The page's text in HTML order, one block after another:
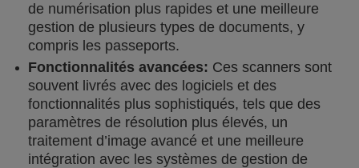
de numérisation plus rapides et une meilleure
gestion de plusieurs types de documents, y
compris les passeports.
Fonctionnalités avancées: Ces scanners sont
souvent livrés avec des logiciels et des
fonctionnalités plus sophistiqués, tels que des
paramètres de résolution plus élevés, un
traitement d’image avancé et une meilleure
intégration avec les systèmes de gestion de